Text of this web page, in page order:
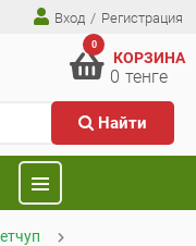
Вход / Регистрация
Найти
0
КОРЗИНА
0 тенге